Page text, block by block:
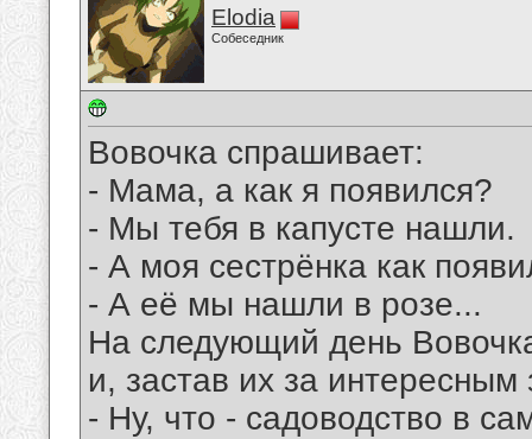
Elodia
Собеседник
Вовочка спрашивает:
- Мама, а как я появился?
- Мы тебя в капусте нашли.
- А моя сестрёнка как
- А её мы нашли в розе...
На следующий день
и, застав их за интересным
- Ну, что - садоводство в